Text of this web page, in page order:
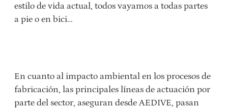
estilo de vida actual, todos vayamos a todas partes
a pie o en bici…
En cuanto al impacto ambiental en los procesos de
fabricación, las principales líneas de actuación por
parte del sector, aseguran desde AEDIVE, pasan